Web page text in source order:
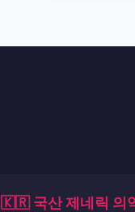
🇰🇷 국산 제네릭 의